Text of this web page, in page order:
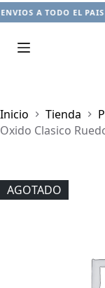
A TODO EL
Inicio
Tienda
Oxido Clasico
AGOTADO